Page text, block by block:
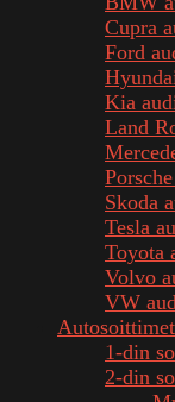
Cupra
Ford
Kia
Land
Skoda
Tesla
Toyota
Volvo
VW
Autosoittimet
1-din
2-din